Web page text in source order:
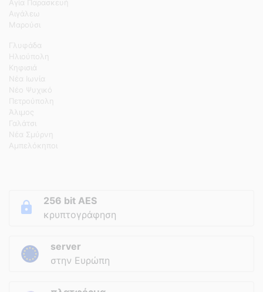
Αγία Παρασκευή
Αιγάλεω
Μαρούσι
Γλυφάδα
Ηλιούπολη
Κηφισιά
Νέα Ιωνία
Νέο Ψυχικό
Πετρούπολη
Άλιμος
Γαλάτσι
Νέα Σμύρνη
Αμπελόκηποι
256 bit AES
κρυπτογράφηση
server
στην Ευρώπη